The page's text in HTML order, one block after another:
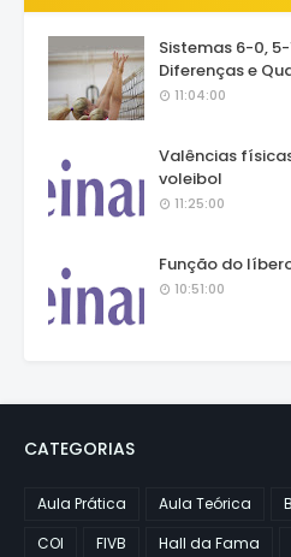
Sistemas 6-0,
Diferenças e
11:04:00
Valências
voleibol
11:25:00
Função do
10:51:00
CATEGORIAS
Aula Prática Aula Teórica
COI
FIVB Hall da Fama